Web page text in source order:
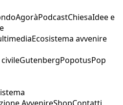
AgoràPodcastChiesaIdee e
Ecosistema avvenire
GutenbergPopotusPop